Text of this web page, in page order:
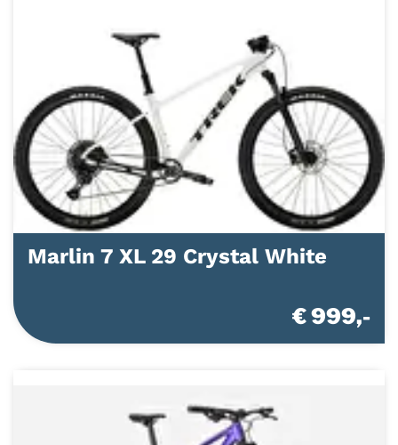
Marlin 7 XL 29 Crystal White
€ 999,-